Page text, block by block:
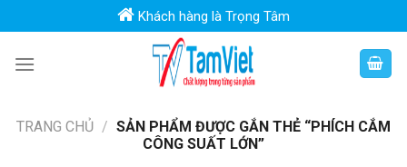
to
content
Khách hàng là Trọng Tâm
TRANG CHỦ / SẢN PHẨM ĐƯỢC GẮN THẺ “PHÍCH CẮM
CÔNG SUẤT LỚN”